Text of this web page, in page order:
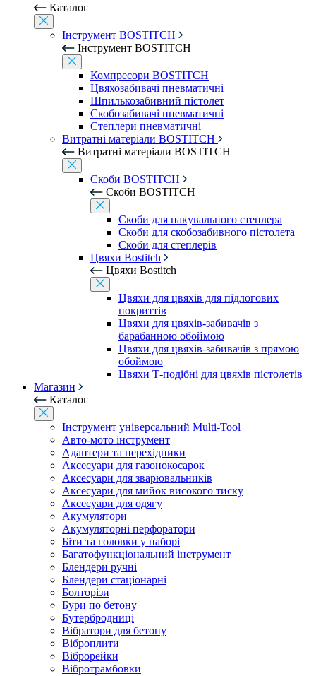
Каталог
Інструмент BOSTITCH
Інструмент BOSTITCH
Компресори BOSTITCH
Цвяхозабивачі пневматичні
Шпилькозабивний пістолет
Скобозабивачі пневматичні
Степлери пневматичні
Витратні матеріали BOSTITCH
Витратні матеріали BOSTITCH
Скоби BOSTITCH
Скоби BOSTITCH
Скоби для пакувального степлера
Скоби для скобозабивного пістолета
Скоби для степлерів
Цвяхи Bostitch
Цвяхи Bostitch
Цвяхи для цвяхів для підлогових
покриттів
Цвяхи для цвяхів-забивачів з
барабанною обоймою
Цвяхи для цвяхів-забивачів з прямою
обоймою
Цвяхи Т-подібні для цвяхів пістолетів
Магазин
Каталог
Інструмент універсальний Multi-Tool
Авто-мото інструмент
Адаптери та перехідники
Аксесуари для газонокосарок
Аксесуари для зварювальників
Аксесуари для мийок високого тиску
Аксесуари для одягу
Акумулятори
Акумуляторні перфоратори
Біти та головки у наборі
Багатофункціональний інструмент
Блендери ручні
Блендери стаціонарні
Болторізи
Бури по бетону
Бутербродниці
Вібратори для бетону
Віброплити
Віброрейки
Вібротрамбовки